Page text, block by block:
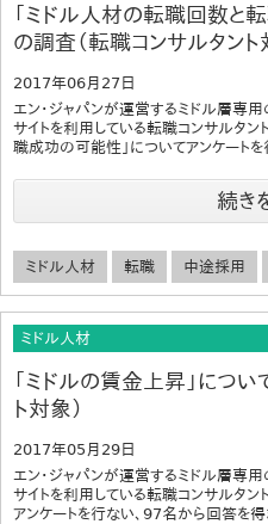
「ミドル人材の転職回数と
の調査（転職コンサルタント
2017年06月27日
エン・ジャパンが運営するミドル層専用
サイトを利用している転職コンサルタ
職成功の可能性」についてアンケート
続き
ミドル人材 転職 中途採用
ミドル人材
「ミドルの賃金上昇」につ
ト対象）
2017年05月29日
エン・ジャパンが運営するミドル層専用
サイトを利用している転職コンサルタン
アンケートを行ない、97名から回答を得